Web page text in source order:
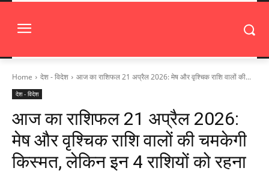
Home देश - विदेश आज का राशिफल 21 अप्रैल 2026: मेष और वृश्चिक राशि वालों की...
देश - विदेश
आज का राशिफल 21 अप्रैल 2026:
मेष और वृश्चिक राशि वालों की चमकेगी
किस्मत, लेकिन इन 4 राशियों को रहना